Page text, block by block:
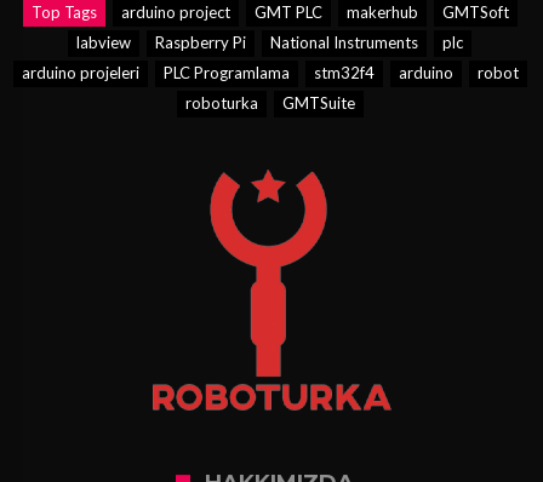
Top Tags arduino project GMT PLC makerhub
GMTSoft
labview
Raspberry Pi National Instruments
plc
arduino projeleri
PLC Programlama stm32f4 arduino
robot
roboturka
GMTSuite